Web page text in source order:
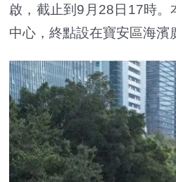
啟，截止到9月28日17時。
中心，終點設在寶安區海濱